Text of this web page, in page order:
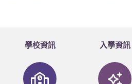
學校資訊 入學資訊